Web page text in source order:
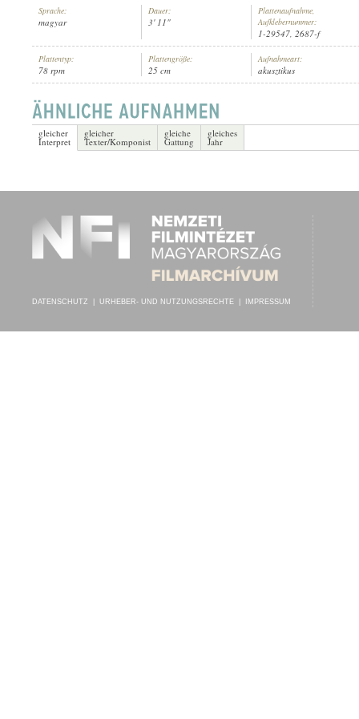
Sprache:
magyar
Dauer:
3' 11"
Plattenaufnahme,
Aufklebernummer:
1-29547, 2687-f
Plattentyp:
78 rpm
Plattengröße:
25 cm
Aufnahmeart:
akusztikus
gleicher
Interpret
gleicher
Texter/Komponist
gleiche
Gattung
gleiches
Jahr
DATENSCHUTZ URHEBER- UND NUTZUNGSRECHTE IMPRESSUM